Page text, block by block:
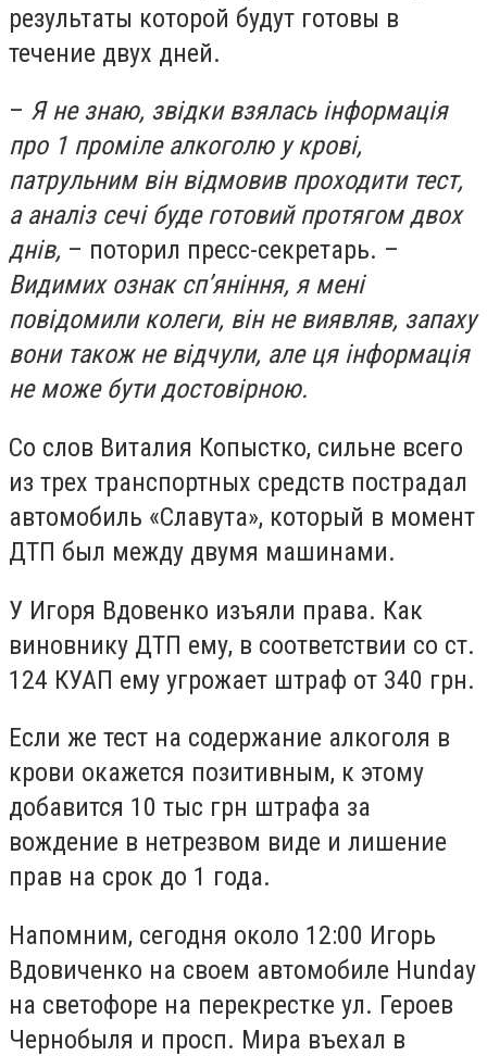
результаты которой будут готовы в
течение двух дней.
– Я не знаю, звідки взялась інформація
про 1 проміле алкоголю у крові,
патрульним він відмовив проходити тест,
а аналіз сечі буде готовий протягом двох
днів, – поторил пресс-секретарь. –
Видимих ознак сп’яніння, я мені
повідомили колеги, він не виявляв, запаху
вони також не відчули, але ця інформація
не може бути достовірною.
Со слов Виталия Копыстко, сильне всего
из трех транспортных средств пострадал
автомобиль «Славута», который в момент
ДТП был между двумя машинами.
У Игоря Вдовенко изъяли права. Как
виновнику ДТП ему, в соответствии со ст.
124 КУАП ему угрожает штраф от 340 грн.
Если же тест на содержание алкоголя в
крови окажется позитивным, к этому
добавится 10 тыс грн штрафа за
вождение в нетрезвом виде и лишение
прав на срок до 1 года.
Напомним, сегодня около 12:00 Игорь
Вдовиченко на своем автомобиле Hunday
на светофоре на перекрестке ул. Героев
Чернобыля и просп. Мира въехал в